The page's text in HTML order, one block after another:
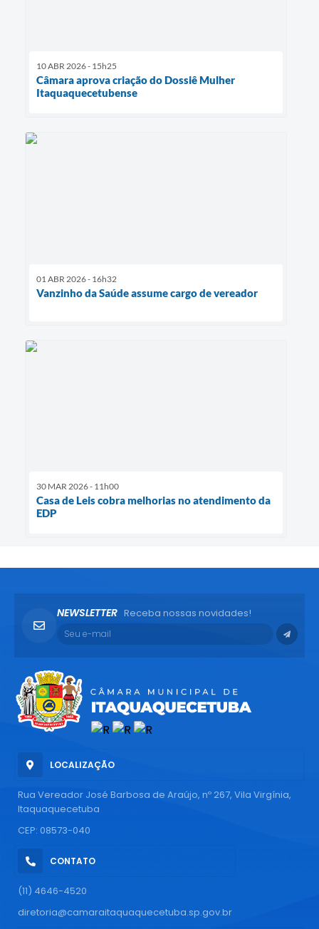
10 ABR 2026 - 15h25
Câmara aprova criação do Dossiê Mulher
Itaquaquecetubense
01 ABR 2026 - 16h32
Vanzinho da Saúde assume cargo de vereador
30 MAR 2026 - 11h00
Casa de Leis cobra melhorias no atendimento da
EDP
LOCALIZAÇÃO
Rua Vereador José Barbosa de Araújo, nº 267, Vila Virgínia,
Itaquaquecetuba
CEP: 08573-040
CONTATO
(11) 4646-4520
diretoria@camaraitaquaquecetuba.sp.gov.br
NEWSLETTER Receba nossas novidades!